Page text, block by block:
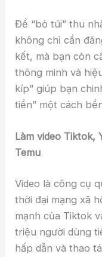
Để “bỏ túi” thu
không chỉ cần
kết, mà bạn còn
thông minh và
kíp” giúp bạn
tiền” một cách
Làm video Tiktok,
Temu
Video là công cụ
thời đại mạng xã
mạnh của Tiktok
triệu người dùng
hấp dẫn và thao